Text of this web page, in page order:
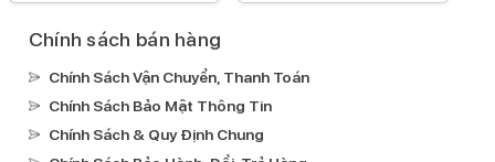
Chính sách bán hàng
Chính Sách Vận Chuyển, Thanh Toán
Chính Sách Bảo Mật Thông Tin
Chính Sách & Quy Định Chung